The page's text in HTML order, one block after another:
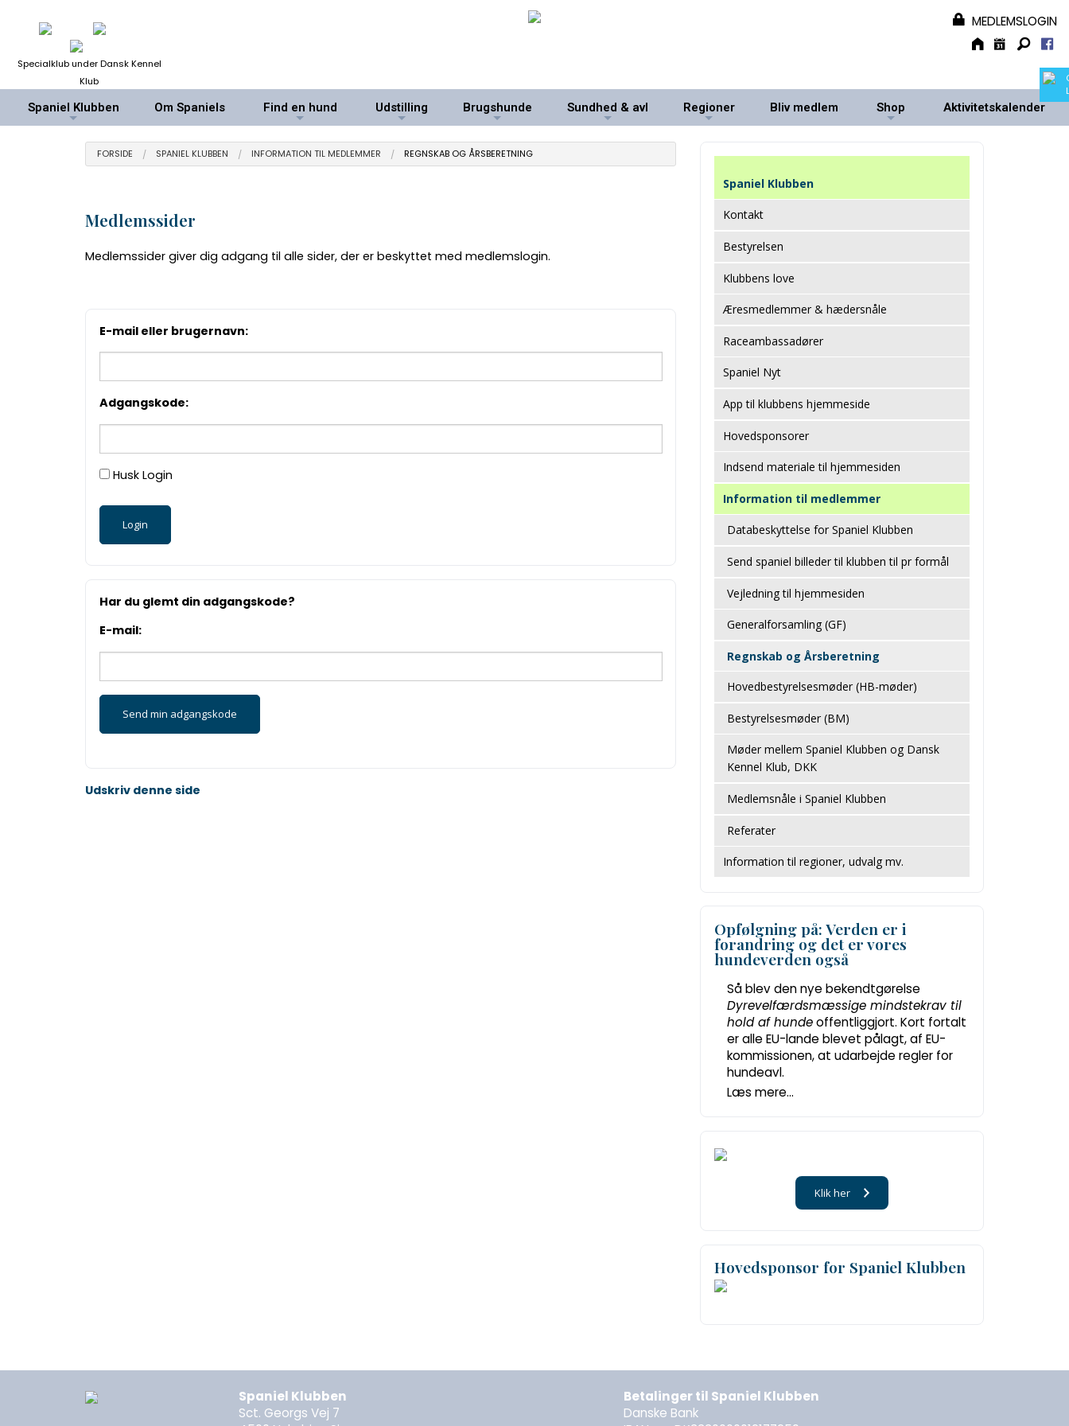
Specialklub under Dansk Kennel
Klub
MEDLEMSLOGIN
Spaniel Klubben Om Spaniels Find en hund Udstilling Brugshunde Sundhed & avl Regioner Bliv medlem Shop Aktivitetskalender
FORSIDE SPANIEL KLUBBEN INFORMATION TIL MEDLEMMER REGNSKAB OG ÅRSBERETNING
Medlemssider
Medlemssider giver dig adgang til alle sider, der er beskyttet med medlemslogin.
E-mail eller brugernavn:
Adgangskode:
Husk Login
Har du glemt din adgangskode?
E-mail:
Udskriv denne side
Spaniel Klubben
Kontakt
Bestyrelsen
Klubbens love
Æresmedlemmer & hædersnåle
Raceambassadører
Spaniel Nyt
App til klubbens hjemmeside
Hovedsponsorer
Indsend materiale til hjemmesiden
Information til medlemmer
Databeskyttelse for Spaniel Klubben
Send spaniel billeder til klubben til pr formål
Vejledning til hjemmesiden
Generalforsamling (GF)
Regnskab og Årsberetning
Hovedbestyrelsesmøder (HB-møder)
Bestyrelsesmøder (BM)
Møder mellem Spaniel Klubben og Dansk
Kennel Klub, DKK
Medlemsnåle i Spaniel Klubben
Referater
Information til regioner, udvalg mv.
Opfølgning på: Verden er i
forandring og det er vores
hundeverden også
Så blev den nye bekendtgørelse
Dyrevelfærdsmæssige mindstekrav til
hold af hundeoffentliggjort. Kort fortalt
er alle EU-lande blevet pålagt, af EU-
kommissionen, at udarbejde regler for
hundeavl.
Læs mere...
Klik her
Hovedsponsor for Spaniel Klubben
Spaniel Klubben
Sct. Georgs Vej 7
Betalinger til Spaniel Klubben
Danske Bank